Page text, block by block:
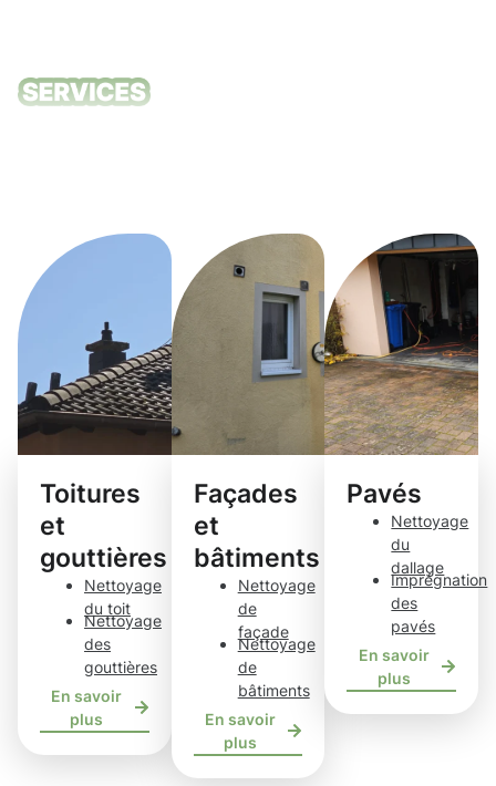
Toitures
et
gouttières
Nettoyage
du toit
Nettoyage
des
gouttières
En savoir
plus
Façades
et
bâtiments
Nettoyage
de
façade
Nettoyage
de
bâtiments
En savoir
plus
Pavés
Nettoyage
du
dallage
Imprégnation
des
pavés
En savoir
plus